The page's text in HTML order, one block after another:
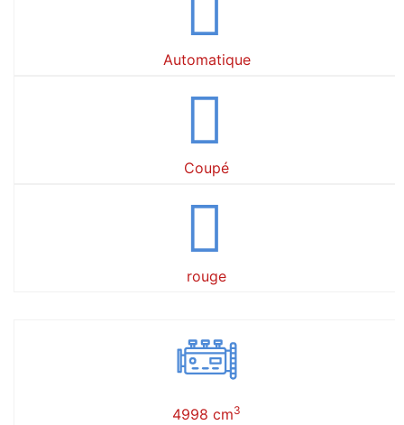
Automatique
Coupé
rouge
4998 cm3